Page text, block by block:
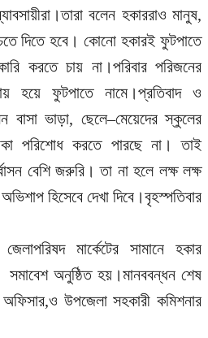
বলেন হকাররাও মানুষ,
দিতে হবে। কোনো হকারই ফুটপাতে
করতে চায় না।পরিবার পরিজনের
হয়ে ফুটপাতে নামে।প্রতিবাদ ও
বাসা ভাড়া, ছেলে–মেয়েদের স্কুলের
পরিশোধ করতে পারছে না। তাই
বেশি জরুরি। তা না হলে লক্ষ লক্ষ
হিসেবে দেখা দিবে।বৃহস্পতিবার
মার্কেটের সামানে হকার
অনুষ্ঠিত হয়।মানববন্ধন শেষ
অফিসার,ও উপজেলা সহকারী কমিশনার